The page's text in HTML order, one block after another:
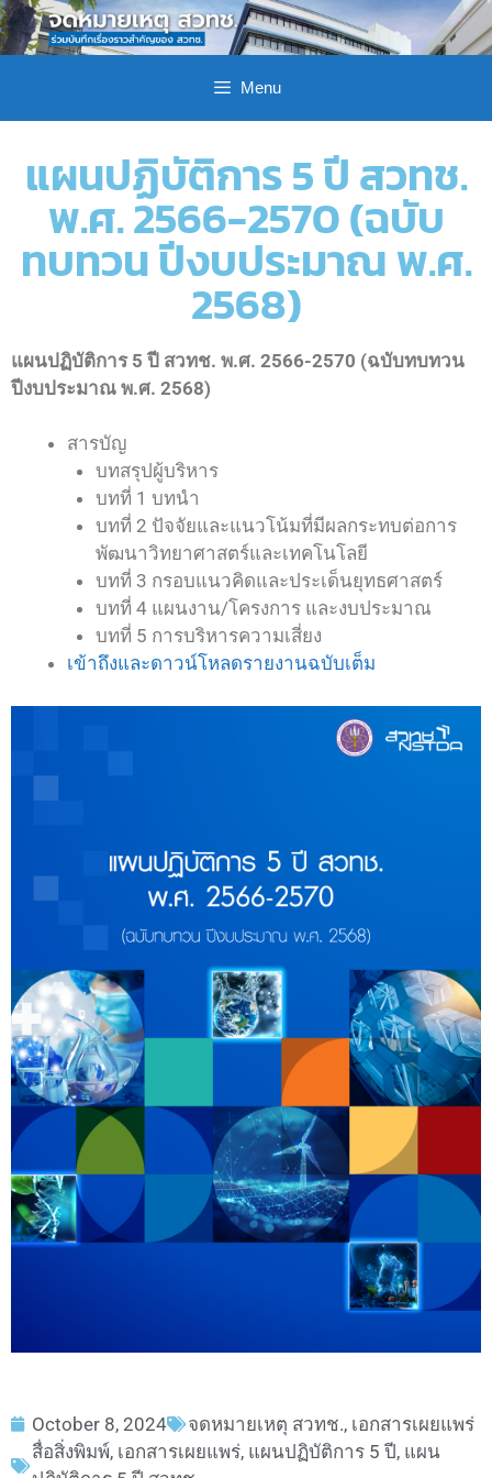
Menu
แผนปฏิบัติการ 5 ปี สวทช.
พ.ศ. 2566-2570 (ฉบับ
ทบทวน ปีงบประมาณ พ.ศ.
2568)
แผนปฏิบัติการ 5 ปี สวทช. พ.ศ. 2566-2570 (ฉบับทบทวน
ปีงบประมาณ พ.ศ. 2568)
สารบัญ
บทสรุปผู้บริหาร
บทที่ 1 บทนำ
บทที่ 2 ปัจจัยและแนวโน้มที่มีผลกระทบต่อการ
พัฒนาวิทยาศาสตร์และเทคโนโลยี
บทที่ 3 กรอบแนวคิดและประเด็นยุทธศาสตร์
บทที่ 4 แผนงาน/โครงการ และงบประมาณ
บทที่ 5 การบริหารความเสี่ยง
เข้าถึงและดาวน์โหลดรายงานฉบับเต็ม
October 8, 2024 จดหมายเหตุ สวทช., เอกสารเผยแพร่
สื่อสิ่งพิมพ์, เอกสารเผยแพร่, แผนปฏิบัติการ 5 ปี, แผน